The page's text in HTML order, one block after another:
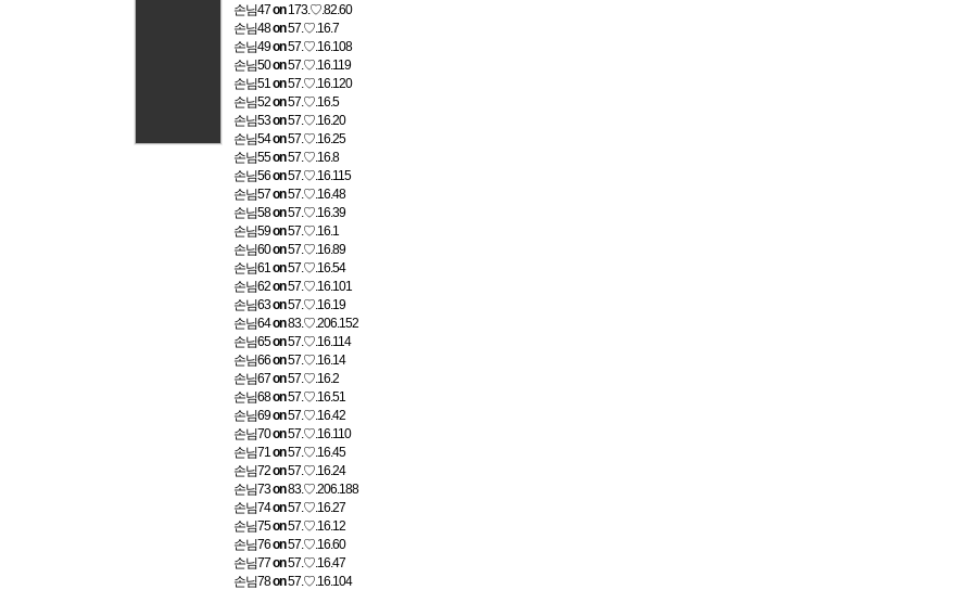
손님47on 173.♡.82.60
손님48on57.♡.16.7
손님49on57.♡.16.108
손님50on57.♡.16.119
손님51on57.♡.16.120
손님52on57.♡.16.5
손님53on57.♡.16.20
손님54on57.♡.16.25
손님55on57.♡.16.8
손님56on57.♡.16.115
손님57on57.♡.16.48
손님58on57.♡.16.39
손님59on57.♡.16.1
손님60on57.♡.16.89
손님61on57.♡.16.54
손님62on57.♡.16.101
손님63on57.♡.16.19
손님64on83.♡.206.152
손님65on57.♡.16.114
손님66on57.♡.16.14
손님67on57.♡.16.2
손님68on57.♡.16.51
손님69on57.♡.16.42
손님70on57.♡.16.110
손님71on57.♡.16.45
손님72on57.♡.16.24
손님73on83.♡.206.188
손님74on57.♡.16.27
손님75on57.♡.16.12
손님76on57.♡.16.60
손님77on57.♡.16.47
손님78on57.♡.16.104